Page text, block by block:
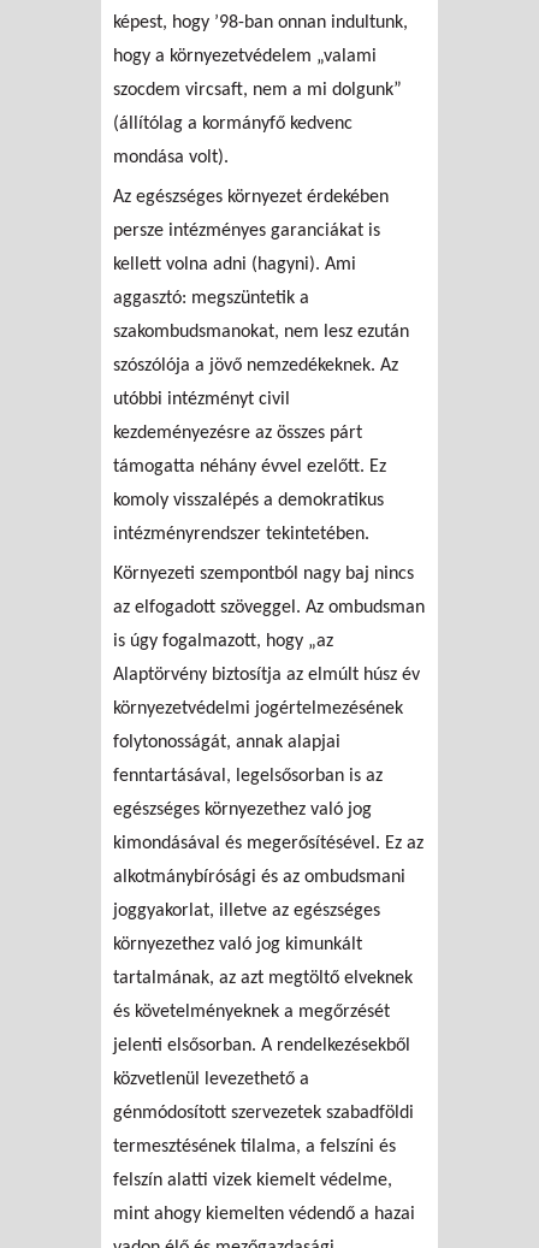
képest, hogy ’98-ban onnan indultunk,
hogy a környezetvédelem „valami
szocdem vircsaft, nem a mi dolgunk”
(állítólag a kormányfő kedvenc
mondása volt).
Az egészséges környezet érdekében
persze intézményes garanciákat is
kellett volna adni (hagyni). Ami
aggasztó: megszüntetik a
szakombudsmanokat, nem lesz ezután
szószólója a jövő nemzedékeknek. Az
utóbbi intézményt civil
kezdeményezésre az összes párt
támogatta néhány évvel ezelőtt. Ez
komoly visszalépés a demokratikus
intézményrendszer tekintetében.
Környezeti szempontból nagy baj nincs
az elfogadott szöveggel. Az ombudsman
is úgy fogalmazott, hogy „az
Alaptörvény biztosítja az elmúlt húsz év
környezetvédelmi jogértelmezésének
folytonosságát, annak alapjai
fenntartásával, legelsősorban is az
egészséges környezethez való jog
kimondásával és megerősítésével. Ez az
alkotmánybírósági és az ombudsmani
joggyakorlat, illetve az egészséges
környezethez való jog kimunkált
tartalmának, az azt megtöltő elveknek
és követelményeknek a megőrzését
jelenti elsősorban. A rendelkezésekből
közvetlenül levezethető a
génmódosított szervezetek szabadföldi
termesztésének tilalma, a felszíni és
felszín alatti vizek kiemelt védelme,
mint ahogy kiemelten védendő a hazai